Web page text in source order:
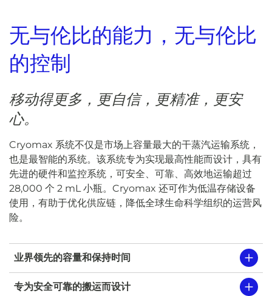
无与伦比的能力，无与伦比
的控制
移动得更多，更自信，更精准，更安
心。
Cryomax 系统不仅是市场上容量最大的干蒸汽运输系统，
也是最智能的系统。该系统专为实现最高性能而设计，具有
先进的硬件和监控系统，可安全、可靠、高效地运输超过
28,000 个 2 mL 小瓶。Cryomax 还可作为低温存储设备
使用，有助于优化供应链，降低全球生命科学组织的运营风
险。
业界领先的容量和保持时间
专为安全可靠的搬运而设计